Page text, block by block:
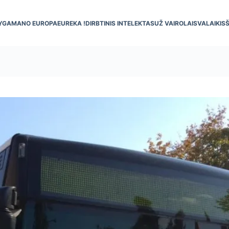
MANO EUROPAEUREKA !DIRBTINIS INTELEKTASUŽ VAIROLAISVALAIKIS